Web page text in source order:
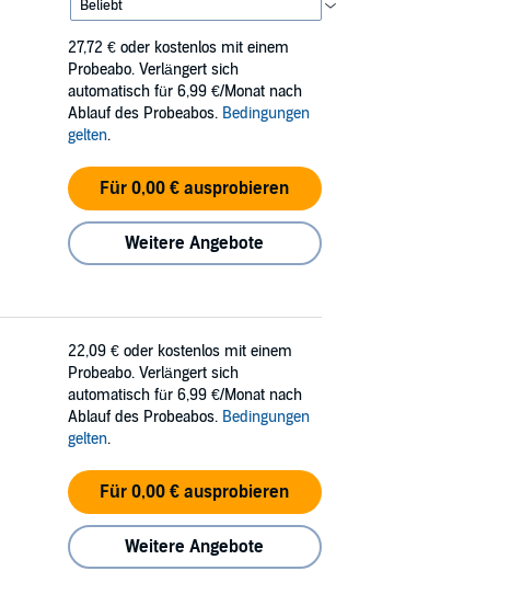
27,72 € oder kostenlos mit einem
Probeabo. Verlängert sich
automatisch für 6,99 €/Monat nach
Ablauf des Probeabos. Bedingungen
gelten.
Für 0,00 € ausprobieren
Weitere Angebote
22,09 € oder kostenlos mit einem
Probeabo. Verlängert sich
automatisch für 6,99 €/Monat nach
Ablauf des Probeabos. Bedingungen
gelten.
Für 0,00 € ausprobieren
Weitere Angebote